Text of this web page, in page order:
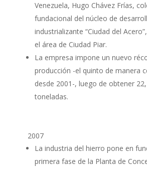
Venezuela, Hugo Chávez Frías,
fundacional del núcleo de
industrializante “Ciudad del
el área de Ciudad Piar.
La empresa impone un nuevo
producción -el quinto de manera
desde 2001-, luego de obtener
toneladas.
2007
La industria del hierro pone en
primera fase de la Planta de